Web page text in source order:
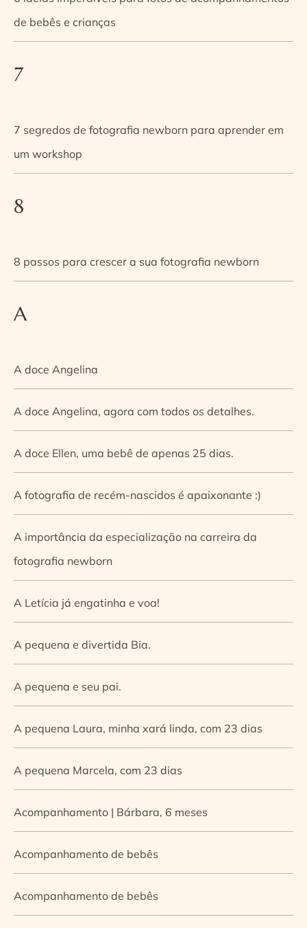
de bebês e crianças
7
7 segredos de fotografia newborn para aprender em
um workshop
8
8 passos para crescer a sua fotografia newborn
A
A doce Angelina
A doce Angelina, agora com todos os detalhes.
A doce Ellen, uma bebê de apenas 25 dias.
A fotografia de recém-nascidos é apaixonante :)
A importância da especialização na carreira da
fotografia newborn
A Letícia já engatinha e voa!
A pequena e divertida Bia.
A pequena e seu pai.
A pequena Laura, minha xará linda, com 23 dias
A pequena Marcela, com 23 dias
Acompanhamento | Bárbara, 6 meses
Acompanhamento de bebês
Acompanhamento de bebês